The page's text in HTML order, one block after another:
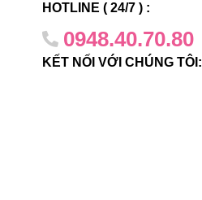
HOTLINE ( 24/7 ) :
0948.40.70.80
KẾT NỐI VỚI CHÚNG TÔI: